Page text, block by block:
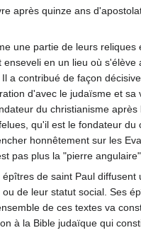
après quinze ans
une partie de leurs
enseveli en un lieu où
a contribué de façon
d'avec le judaïsme et
du christianisme
qu'il est le fondateur
honnêtement sur les
pas plus la "pierre
de saint Paul
de leur statut social. Ses
de ces textes va
à la Bible judaïque qui